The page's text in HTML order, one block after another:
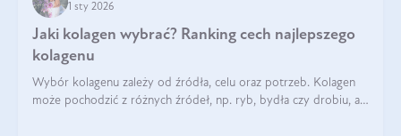
1 sty 2026
Jaki kolagen wybrać? Ranking cech najlepszego
kolagenu
Wybór kolagenu zależy od źródła, celu oraz potrzeb. Kolagen
może pochodzić z różnych źródeł, np. ryb, bydła czy drobiu, a